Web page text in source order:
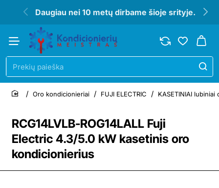
Daugiau nei 10 metų dirbame šioje srityje.
Prekių
paieška
RCG14LVLB-ROG14LALL Fuji
Electric 4.3/5.0 kW kasetinis oro
kondicionierius
home
Oro kondicionieriai FUJI ELECTRIC KASETINIAI